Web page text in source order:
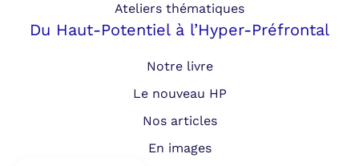
Ateliers thématiques
Du Haut-Potentiel à l’Hyper-Préfrontal
Notre livre
Le nouveau HP
Nos articles
En images